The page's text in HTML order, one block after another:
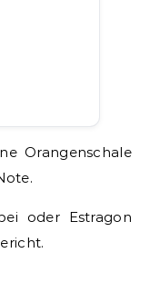
Orangenschale
oder Estragon